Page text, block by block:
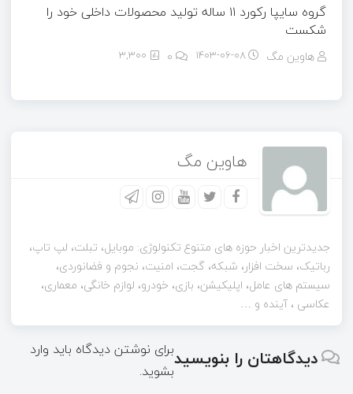
گروه سایپا رکورد ۱۱ ساله تولید محصولات داخلی خود را
شکست
هاوین مگ ۱۴۰۳-۰۶-۰۸ 3,300
هاوین مگ
جدیدترین اخبار حوزه های متنوع تکنولوژی: موبایل، تبلت، لپ تاپ،
رباتیک، سخت افزار، شبکه، گجت، امنیت، نجوم و فضانوردی،
سیستم های عامل، اپلیکیشن، بازی، خودرو، لوازم خانگی، معماری،
عکاسی ، آینده و …
دیدگاهتان را بنویسیدبرای نوشتن دیدگاه باید وارد
بشوید.